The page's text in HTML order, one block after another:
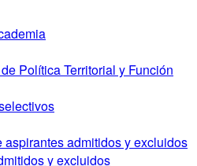
Política Territorial y Función
admitidos y excluidos
y excluidos